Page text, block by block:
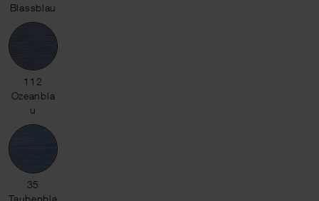
Blassblau
112 Ozeanblau
112
Ozeanbla
u
35 Taubenblau
35